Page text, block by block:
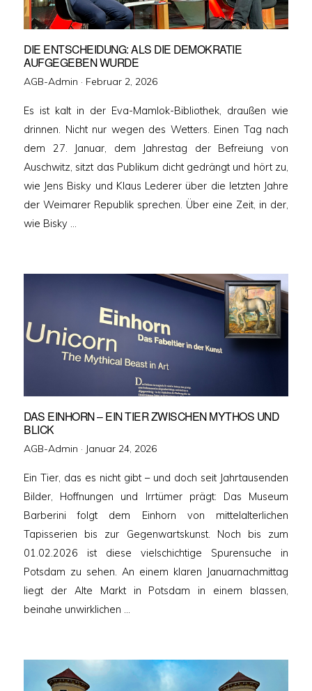
DIE ENTSCHEIDUNG: ALS DIE DEMOKRATIE
AUFGEGEBEN WURDE
AGB-Admin · Veröffentlicht
Februar 2, 2026
Es ist kalt in der Eva-Mamlok-Bibliothek, draußen wie
drinnen. Nicht nur wegen des Wetters. Einen Tag nach
dem 27. Januar, dem Jahrestag der Befreiung von
Auschwitz, sitzt das Publikum dicht gedrängt und hört zu,
wie Jens Bisky und Klaus Lederer über die letzten Jahre
der Weimarer Republik sprechen. Über eine Zeit, in der,
wie Bisky …
DAS EINHORN – EIN TIER ZWISCHEN MYTHOS UND
BLICK
AGB-Admin · Veröffentlicht
Januar 24, 2026
Ein Tier, das es nicht gibt – und doch seit Jahrtausenden
Bilder, Hoffnungen und Irrtümer prägt: Das Museum
Barberini folgt dem Einhorn von mittelalterlichen
Tapisserien bis zur Gegenwartskunst. Noch bis zum
01.02.2026 ist diese vielschichtige Spurensuche in
Potsdam zu sehen. An einem klaren Januarnachmittag
liegt der Alte Markt in Potsdam in einem blassen,
beinahe unwirklichen …